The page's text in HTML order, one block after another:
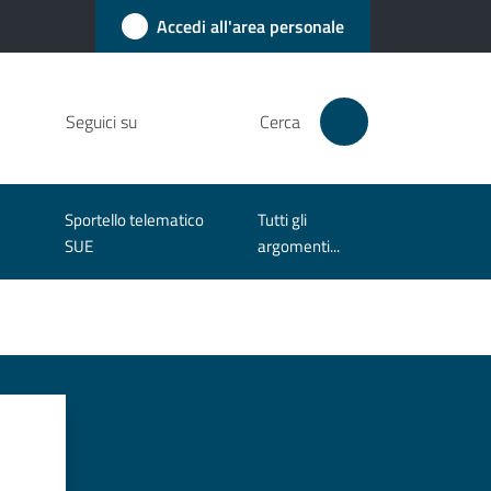
Accedi all'area personale
Seguici su Cerca
Sportello telematico
SUE
Tutti gli
argomenti...